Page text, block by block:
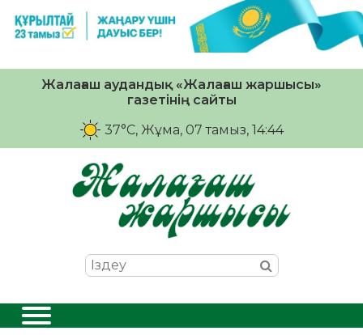
Жалағаш аудандық «Жалағаш жаршысы»
газетінің сайты
37°C, Жұма, 07 тамыз, 14:44